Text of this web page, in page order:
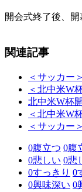
開会式終了後、
関連記事
＜サッカー
＜北中米W
北中米W杯
＜北中米W
＜サッカー
0腹立つ 0腹
0悲しい 0悲
0すっきり 0
0興味深い 0